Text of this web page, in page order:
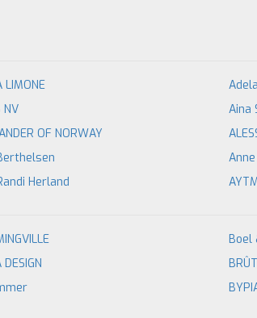
LIMONE
NV
Aina
OF NORWAY
Herland
Boel
BRÛT